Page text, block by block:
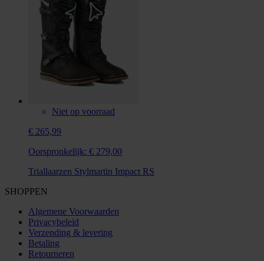
Niet op voorraad
€ 265,99
Oorspronkelijk: € 279,00
Triallaarzen Stylmartin Impact RS
SHOPPEN
Algemene Voorwaarden
Privacybeleid
Verzending & levering
Betaling
Retourneren